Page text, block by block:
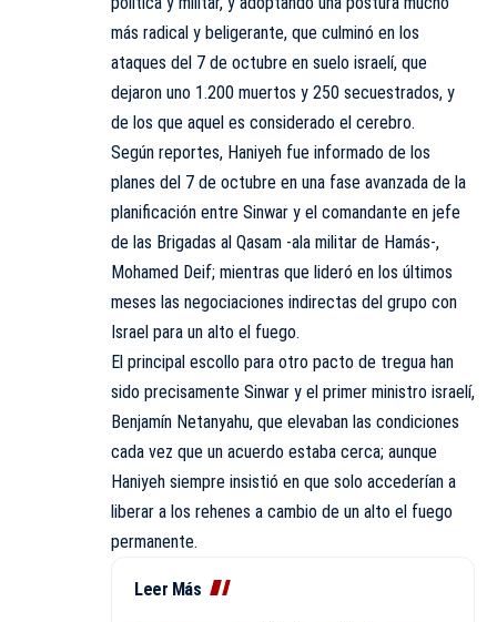
más radical y beligerante, que culminó en los
ataques del 7 de octubre en suelo israelí, que
dejaron uno 1.200 muertos y 250 secuestrados, y
de los que aquel es considerado el cerebro.
Según reportes, Haniyeh fue informado de los
planes del 7 de octubre en una fase avanzada de la
planificación entre Sinwar y el comandante en jefe
de las Brigadas al Qasam -ala militar de Hamás-,
Mohamed Deif; mientras que lideró en los últimos
meses las negociaciones indirectas del grupo con
Israel para un alto el fuego.
El principal escollo para otro pacto de tregua han
sido precisamente Sinwar y el primer ministro israelí,
Benjamín Netanyahu, que elevaban las condiciones
cada vez que un acuerdo estaba cerca; aunque
Haniyeh siempre insistió en que solo accederían a
liberar a los rehenes a cambio de un alto el fuego
permanente.
Leer Más